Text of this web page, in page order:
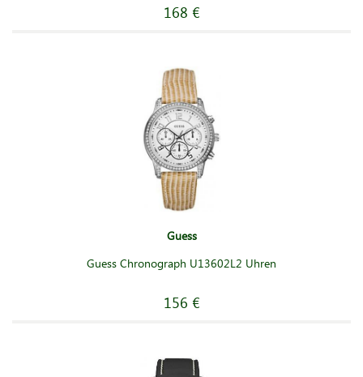
168 €
Guess
Guess Chronograph U13602L2 Uhren
156 €